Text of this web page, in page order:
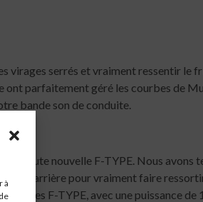
à
virages serrés et vraiment ressentir le
ont parfaitement géré les courbes de
bande son de conduite.
la toute nouvelle F-TYPE. Nous avons
à l’arrière pour vraiment faire
F-TYPE, avec une puissance de